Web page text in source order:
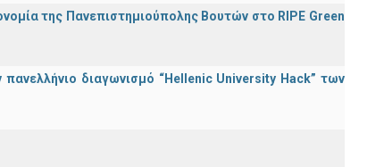
της Πανεπιστημιούπολης Βουτών στο RIPE Green
διαγωνισμό “Hellenic University Hack” των